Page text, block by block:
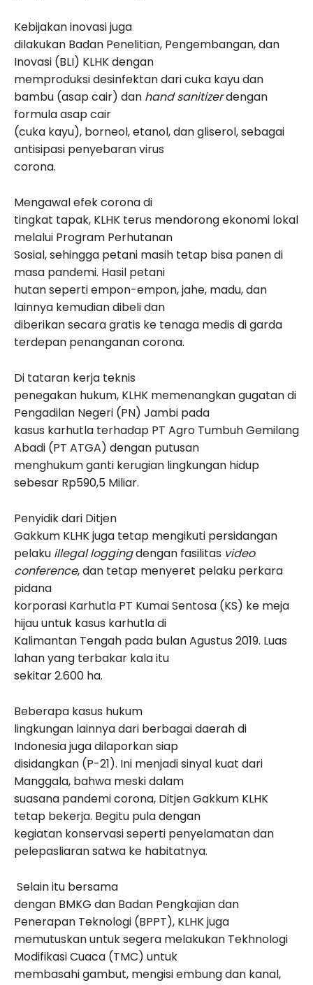
Kebijakan inovasi juga
dilakukan Badan Penelitian, Pengembangan, dan
Inovasi (BLI) KLHK dengan
memproduksi desinfektan dari cuka kayu dan
bambu (asap cair) dan hand sanitizerdengan
formula asap cair
(cuka kayu), borneol, etanol, dan gliserol, sebagai
antisipasi penyebaran virus
corona.
Mengawal efek corona di
tingkat tapak, KLHK terus mendorong ekonomi lokal
melalui Program Perhutanan
Sosial, sehingga petani masih tetap bisa panen di
masa pandemi. Hasil petani
hutan seperti empon-empon, jahe, madu, dan
lainnya kemudian dibeli dan
diberikan secara gratis ke tenaga medis di garda
terdepan penanganan corona.
Di tataran kerja teknis
penegakan hukum, KLHK memenangkan gugatan di
Pengadilan Negeri (PN) Jambi pada
kasus karhutla terhadap PT Agro Tumbuh Gemilang
Abadi (PT ATGA) dengan putusan
menghukum ganti kerugian lingkungan hidup
sebesar Rp590,5 Miliar.
Penyidik dari Ditjen
Gakkum KLHK juga tetap mengikuti persidangan
pelaku illegal loggingdengan fasilitas video
conference, dan tetap menyeret pelaku perkara
pidana
korporasi Karhutla PT Kumai Sentosa (KS) ke meja
hijau untuk kasus karhutla di
Kalimantan Tengah pada bulan Agustus 2019. Luas
lahan yang terbakar kala itu
sekitar 2.600 ha.
Beberapa kasus hukum
lingkungan lainnya dari berbagai daerah di
Indonesia juga dilaporkan siap
disidangkan (P-21). Ini menjadi sinyal kuat dari
Manggala, bahwa meski dalam
suasana pandemi corona, Ditjen Gakkum KLHK
tetap bekerja. Begitu pula dengan
kegiatan konservasi seperti penyelamatan dan
pelepasliaran satwa ke habitatnya.
Selain itu bersama
dengan BMKG dan Badan Pengkajian dan
Penerapan Teknologi (BPPT), KLHK juga
memutuskan untuk segera melakukan Tekhnologi
Modifikasi Cuaca (TMC) untuk
membasahi gambut, mengisi embung dan kanal,